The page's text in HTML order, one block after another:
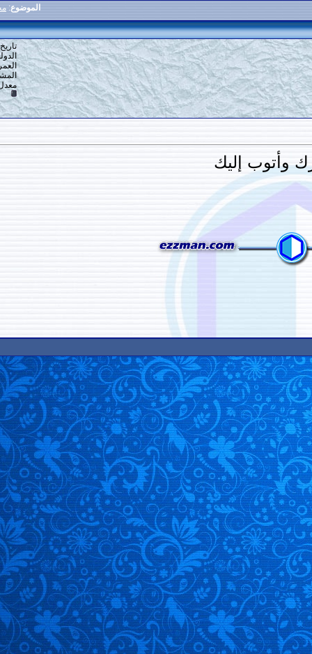
محراب طاقة الكشف د: 3
#
4
تاريخ التسجيل: 16-12-2013
الدولة: القاهرة
العمر: 59
المشاركات: 6,918
معدل تقييم المستوى: 10